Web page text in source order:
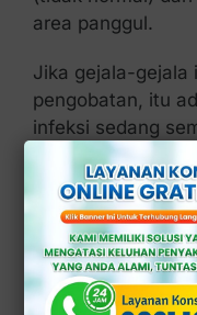
area panggul.
Jika gejala-gejala
pengobatan, itu
infeksi sedang
2.
Normal)